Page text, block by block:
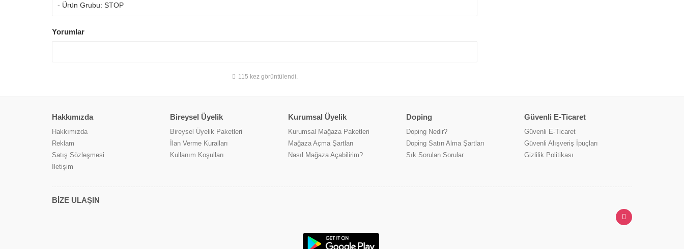
- Ürün Grubu: STOP
Yorumlar
115 kez görüntülendi.
Hakkımızda
Hakkımızda
Reklam
Satış Sözleşmesi
İletişim
Bireysel Üyelik
Bireysel Üyelik Paketleri
İlan Verme Kuralları
Kullanım Koşulları
Kurumsal Üyelik
Kurumsal Mağaza Paketleri
Mağaza Açma Şartları
Nasıl Mağaza Açabilirim?
Doping
Doping Nedir?
Doping Satın Alma Şartları
Sık Sorulan Sorular
Güvenli E-Ticaret
Güvenli E-Ticaret
Güvenli Alışveriş İpuçları
Gizlilik Politikası
BİZE ULAŞIN